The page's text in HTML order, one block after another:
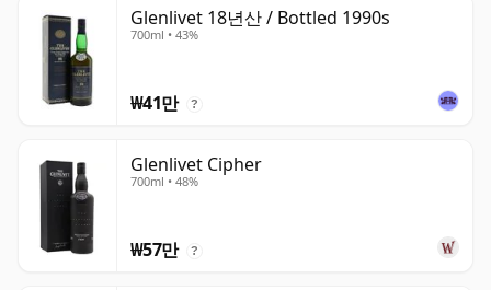
Glenlivet 18년산 / Bottled 1990s
700ml • 43%
₩41만 ?
Glenlivet Cipher
700ml • 48%
₩57만 ?